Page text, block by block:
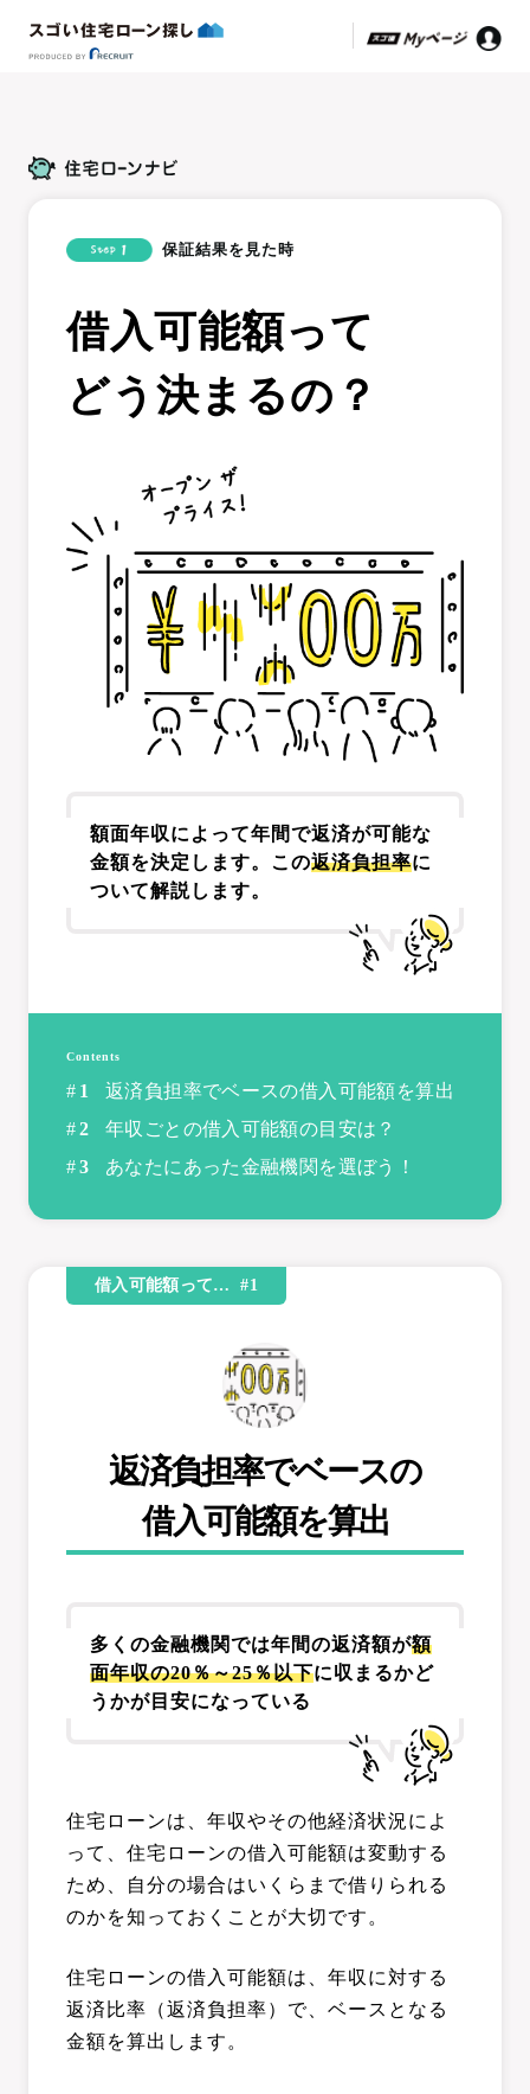
保証結果を見た時
借入可能額って
どう決まるの？
額面年収によって年間で返済が可能な
金額を決定します。この返済負担率に
ついて解説します。
Contents
返済負担率でベースの借入可能額を算出
年収ごとの借入可能額の目安は？
あなたにあった金融機関を選ぼう！
借入可能額って… #1
返済負担率でベースの
借入可能額を算出
多くの金融機関では年間の返済額が額
面年収の20％～25％以下に収まるかど
うかが目安になっている
住宅ローンは、年収やその他経済状況によ
って、住宅ローンの借入可能額は変動する
ため、自分の場合はいくらまで借りられる
のかを知っておくことが大切です。
住宅ローンの借入可能額は、年収に対する
返済比率（返済負担率）で、ベースとなる
金額を算出します。